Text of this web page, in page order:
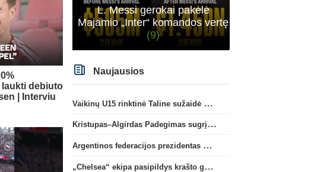
debiuto
| Interviu
L. Messi gerokai pakėlė
Majamio „Inter“ komandos vertę
(9)
Naujausios
Vaikinų U15 rinktinė Taline sužaidė pirmąsias kontrolines rungtynes
Kristupas–Algirdas Padegimas sugrįžta į FC „Hegelmann” B sudėtį
Argentinos federacijos prezidentas C. Tapia negailėjo pagyrų G. Infantino
„Chelsea“ ekipa pasipildys krašto gynėju P. Chavarria